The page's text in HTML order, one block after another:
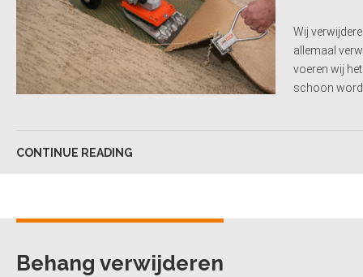
Wij
allemaal
voeren wij
schoon
CONTINUE READING
Behang verwijderen